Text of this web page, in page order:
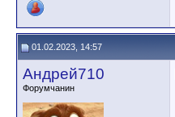
01.02.2023, 14:57
Андрей710
Форумчанин